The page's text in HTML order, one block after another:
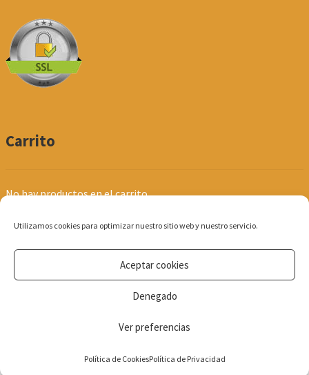
Utilizamos cookies para optimizar nuestro sitio web y nuestro servicio.
Aceptar cookies
Denegado
Ver preferencias
Política de CookiesPolítica de Privacidad
Carrito
No hay productos en el carrito.
© Produpel | Productos de Peluquería y Estética 2026